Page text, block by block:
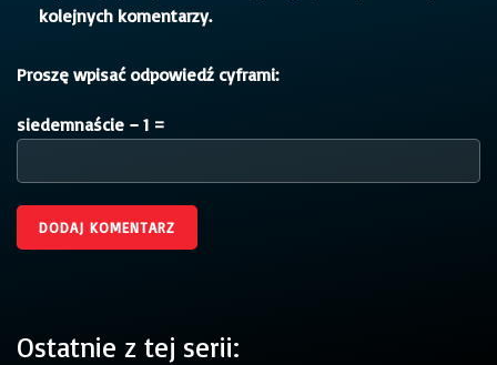
kolejnych komentarzy.
Proszę wpisać odpowiedź cyframi:
siedemnaście − 1 =
Ostatnie z tej serii: